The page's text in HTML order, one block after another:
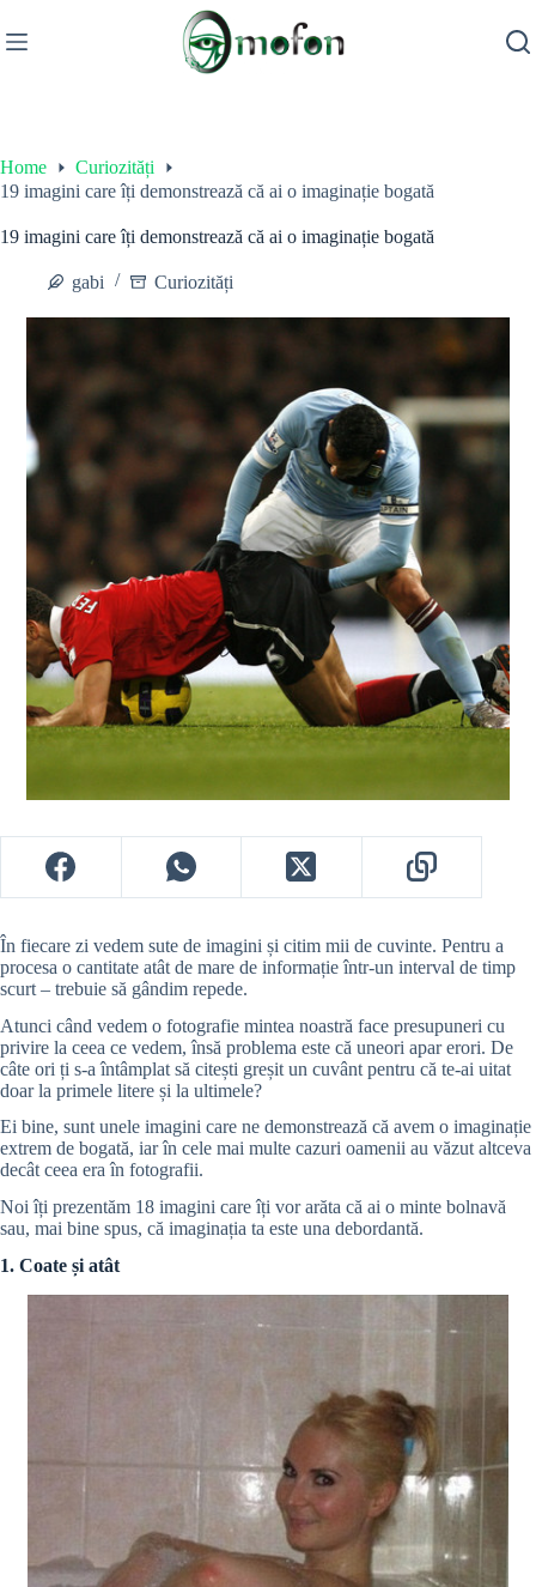
to
content
Home
Curiozități
19 imagini care îți demonstrează că ai o imaginație bogată
19 imagini care îți demonstrează că ai o imaginație bogată
gabi Curiozități
În fiecare zi vedem sute de imagini și citim mii de cuvinte. Pentru a
procesa o cantitate atât de mare de informație într-un interval de timp
scurt – trebuie să gândim repede.
Atunci când vedem o fotografie mintea noastră face presupuneri cu
privire la ceea ce vedem, însă problema este că uneori apar erori. De
câte ori ți s-a întâmplat să citești greșit un cuvânt pentru că te-ai uitat
doar la primele litere și la ultimele?
Ei bine, sunt unele imagini care ne demonstrează că avem o imaginație
extrem de bogată, iar în cele mai multe cazuri oamenii au văzut altceva
decât ceea era în fotografii.
Noi îți prezentăm 18 imagini care îți vor arăta că ai o minte bolnavă
sau, mai bine spus, că imaginația ta este una debordantă.
1. Coate și atât